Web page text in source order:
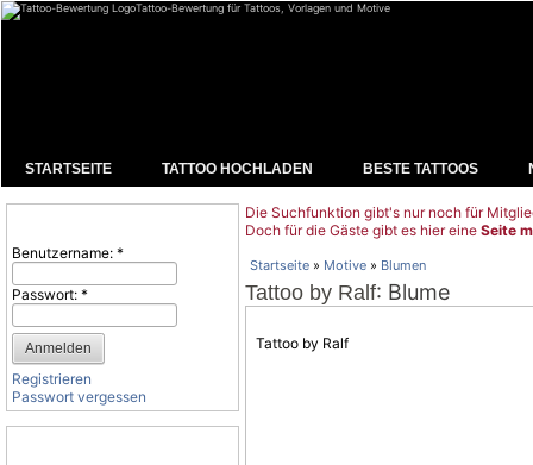
Tattoo-Bewertung für Tattoos, Vorlagen und Motive
STARTSEITE TATTOO HOCHLADEN BESTE TATTOOS
Benutzername: *
Passwort: *
Registrieren
Passwort vergessen
Die Suchfunktion gibt's nur noch für
Doch für die Gäste gibt es hier eine Seite
Startseite » Motive » Blumen
Tattoo by Ralf: Blume
Tattoo by Ralf